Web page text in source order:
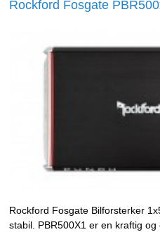
Rockford Fosgate
Rockford Fosgate Bilforsterker
stabil. PBR500X1 er en kraftig